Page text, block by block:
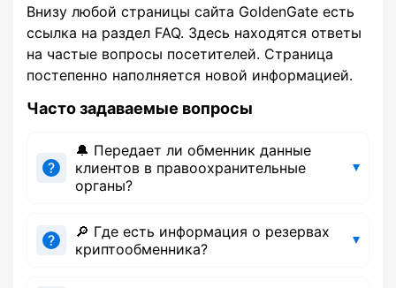
Внизу любой страницы сайта GoldenGate есть
ссылка на раздел FAQ. Здесь находятся ответы
на частые вопросы посетителей. Страница
постепенно наполняется новой информацией.
Часто задаваемые вопросы
🔔 Передает ли обменник данные
клиентов в правоохранительные
органы?
🔎 Где есть информация о резервах
криптообменника?